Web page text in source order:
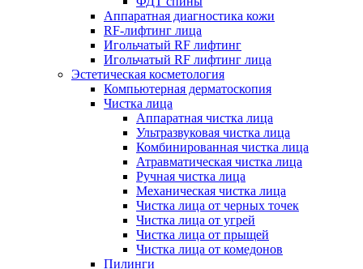
Аппаратная диагностика кожи
RF-лифтинг лица
Игольчатый RF лифтинг
Игольчатый RF лифтинг лица
Эстетическая косметология
Компьютерная дерматоскопия
Чистка лица
Аппаратная чистка лица
Ультразвуковая чистка лица
Комбинированная чистка лица
Атравматическая чистка лица
Ручная чистка лица
Механическая чистка лица
Чистка лица от черных точек
Чистка лица от угрей
Чистка лица от прыщей
Чистка лица от комедонов
Пилинги